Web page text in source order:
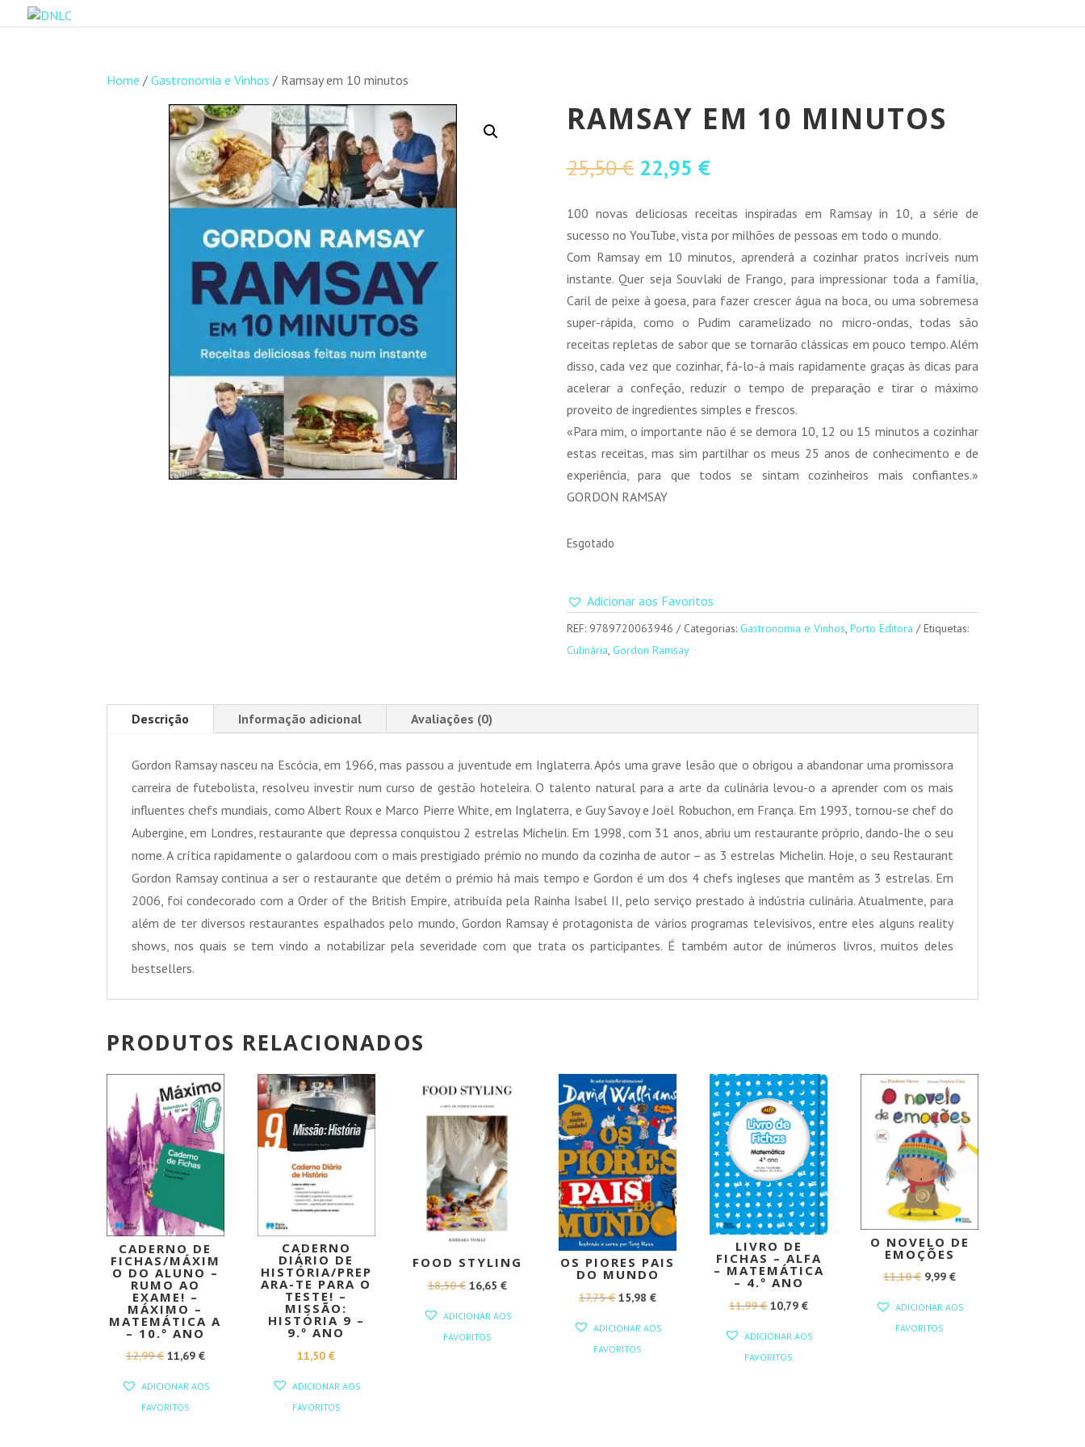
Home / Gastronomia e Vinhos / Ramsay em 10 minutos
RAMSAY EM 10 MINUTOS
25,50€ O
original
era:
25,50 €.
22,95 €O
atual
é:
22,95 €.
100 novas deliciosas receitas inspiradas em Ramsay in 10, a série de
sucesso no YouTube, vista por milhões de pessoas em todo o mundo.
Com Ramsay em 10 minutos, aprenderá a cozinhar pratos incríveis num
instante. Quer seja Souvlaki de Frango, para impressionar toda a família,
Caril de peixe à goesa, para fazer crescer água na boca, ou uma sobremesa
super-rápida, como o Pudim caramelizado no micro-ondas, todas são
receitas repletas de sabor que se tornarão clássicas em pouco tempo. Além
disso, cada vez que cozinhar, fá-lo-á mais rapidamente graças às dicas para
acelerar a confeção, reduzir o tempo de preparação e tirar o máximo
proveito de ingredientes simples e frescos.
«Para mim, o importante não é se demora 10, 12 ou 15 minutos a cozinhar
estas receitas, mas sim partilhar os meus 25 anos de conhecimento e de
experiência, para que todos se sintam cozinheiros mais confiantes.»
GORDON RAMSAY
Esgotado
Adicionar aos Favoritos
REF: 9789720063946 Categorias: Gastronomia e Vinhos Porto Editora
Etiquetas:
Culinária Gordon Ramsay
Descrição Informação adicional Avaliações (0)
Gordon Ramsay nasceu na Escócia, em 1966, mas passou a juventude em Inglaterra. Após uma grave lesão que o obrigou a abandonar uma promissora
carreira de futebolista, resolveu investir num curso de gestão hoteleira. O talento natural para a arte da culinária levou-o a aprender com os mais
influentes chefs mundiais, como Albert Roux e Marco Pierre White, em Inglaterra, e Guy Savoy e Joël Robuchon, em França. Em 1993, tornou-se chef do
Aubergine, em Londres, restaurante que depressa conquistou 2 estrelas Michelin. Em 1998, com 31 anos, abriu um restaurante próprio, dando-lhe o seu
nome. A crítica rapidamente o galardoou com o mais prestigiado prémio no mundo da cozinha de autor – as 3 estrelas Michelin. Hoje, o seu Restaurant
Gordon Ramsay continua a ser o restaurante que detém o prémio há mais tempo e Gordon é um dos 4 chefs ingleses que mantêm as 3 estrelas. Em
2006, foi condecorado com a Order of the British Empire, atribuída pela Rainha Isabel II, pelo serviço prestado à indústria culinária. Atualmente, para
além de ter diversos restaurantes espalhados pelo mundo, Gordon Ramsay é protagonista de vários programas televisivos, entre eles alguns reality
shows, nos quais se tem vindo a notabilizar pela severidade com que trata os participantes. É também autor de inúmeros livros, muitos deles
bestsellers.
PRODUTOS RELACIONADOS
PROMOÇÃO!
CADERNO DE
FICHAS/MÁXIM
O DO ALUNO –
RUMO AO
EXAME! –
MÁXIMO –
MATEMÁTICA A
– 10.º ANO
12,99€ O
11,69 €O
ADICIONAR AOS
FAVORITOS
CADERNO
DIÁRIO DE
HISTÓRIA/PREP
ARA-TE PARA O
TESTE! –
MISSÃO:
HISTÓRIA 9 –
9.º ANO
11,50€
ADICIONAR AOS
FAVORITOS
PROMOÇÃO!
FOOD STYLING
18,50€ O
16,65 €O
ADICIONAR AOS
FAVORITOS
PROMOÇÃO!
OS PIORES PAIS
DO MUNDO
17,75€ O
15,98€O
ADICIONAR AOS
FAVORITOS
PROMOÇÃO!
LIVRO DE
FICHAS – ALFA
– MATEMÁTICA
– 4.º ANO
11,99€ O
10,79€O
ADICIONAR AOS
FAVORITOS
PROMOÇÃO!
O NOVELO DE
EMOÇÕES
11,10€ O
9,99€O
ADICIONAR AOS
FAVORITOS